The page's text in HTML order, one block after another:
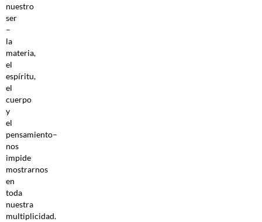
nuestro
ser
–
la
materia,
el
espíritu,
el
cuerpo
y
el
pensamiento–
nos
impide
mostrarnos
en
toda
nuestra
multiplicidad.